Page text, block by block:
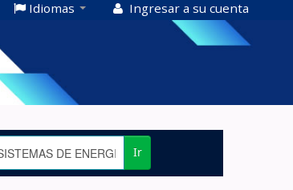
Idiomas Ingresar a su cuenta
Ir